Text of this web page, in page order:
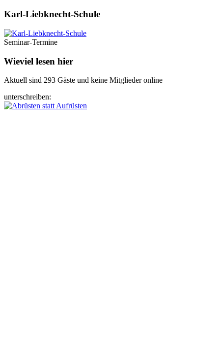
Karl-Liebknecht-­Schule
Seminar-Termine
Wieviel lesen hier
Aktuell sind 293 Gäste und keine Mitglieder online
unterschreiben: